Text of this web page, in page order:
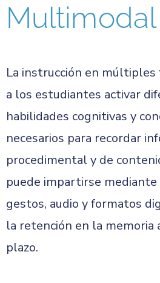
Multimodal
La instrucción en
a los estudiantes activar
habilidades cognitivas y
necesarios para recordar
procedimental y de
puede impartirse
gestos, audio y formatos
la retención en la memoria
plazo.